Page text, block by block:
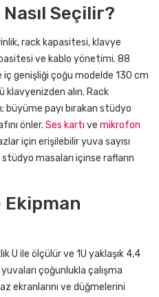
Seçilir?
rack kapasitesi, klavye
ve kablo yönetimi. 88
genişliği çoğu modelde 130 cm
alın. Rack
büyüme payı bırakan stüdyo
önler. Ses kartı ve mikrofon
için erişilebilir yuva sayısı
masaları içinse rafların
Ekipman
U ile ölçülür ve 1U yaklaşık 4,4
çoğunlukla çalışma
ekranlarını ve düğmelerini